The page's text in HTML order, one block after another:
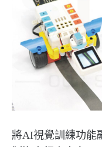
將AI視覺訓練功能